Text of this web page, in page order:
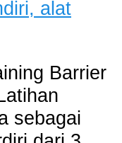
Barrier
sebagai